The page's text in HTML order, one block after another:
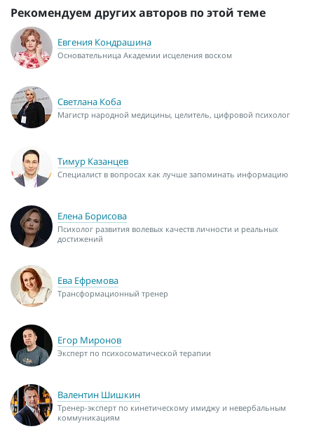
Рекомендуем других авторов по этой теме
Евгения Кондрашина
Основательница Академии исцеления воском
Светлана Коба
Магистр народной медицины, целитель, цифровой психолог
Тимур Казанцев
Специалист в вопросах как лучше запоминать информацию
Елена Борисова
Психолог развития волевых качеств личности и реальных
достижений
Ева Ефремова
Трансформационный тренер
Егор Миронов
Эксперт по психосоматической терапии
Валентин Шишкин
Тренер-эксперт по кинетическому имиджу и невербальным
коммуникациям